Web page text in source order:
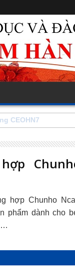
- Bắc Từ Liêm
hợp Chunho
phẩm dành cho